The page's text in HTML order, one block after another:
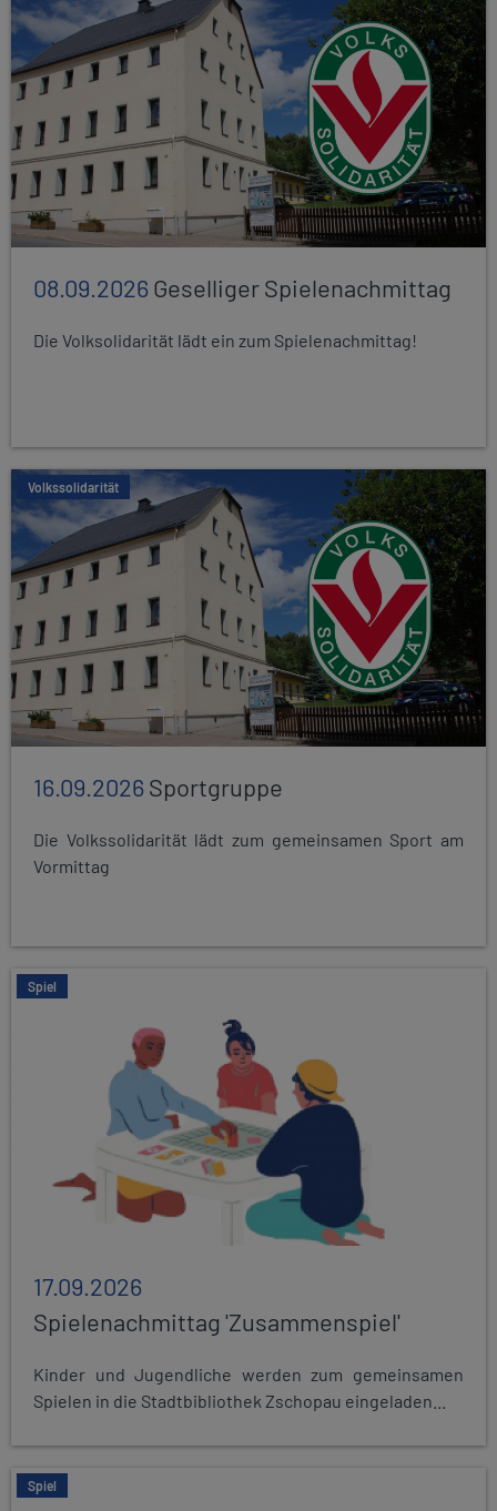
08.09.2026Geselliger Spielenachmittag
Die Volksolidarität lädt ein zum Spielenachmittag!
Volkssolidarität
16.09.2026Sportgruppe
Die Volkssolidarität lädt zum gemeinsamen Sport am
Vormittag
Spiel
17.09.2026
Spielenachmittag 'Zusammenspiel'
Kinder und Jugendliche werden zum gemeinsamen
Spielen in die Stadtbibliothek Zschopau eingeladen...
Spiel